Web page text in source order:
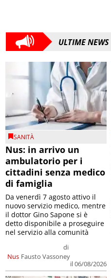
ULTIME NEWS
SANITÀ
Nus: in arrivo un
ambulatorio per i
cittadini senza medico
di famiglia
Nus
di
Fausto Vassoney
il 06/08/2026
Da venerdì 7 agosto attivo il
nuovo servizio medico, mentre
il dottor Gino Sapone si è
detto disponibile a proseguire
nel servizio alla comunità